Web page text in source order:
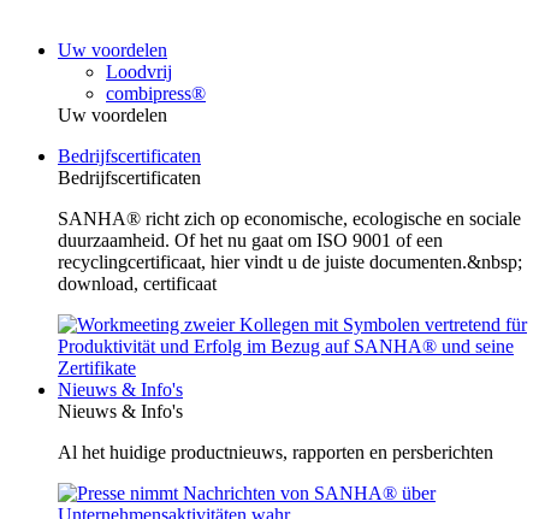
Uw voordelen
Loodvrij
combipress®
Uw voordelen
Bedrijfscertificaten
Bedrijfscertificaten
SANHA® richt zich op economische, ecologische en sociale
duurzaamheid. Of het nu gaat om ISO 9001 of een
recyclingcertificaat, hier vindt u de juiste documenten.&nbsp;
download, certificaat
Nieuws & Info's
Nieuws & Info's
Al het huidige productnieuws, rapporten en persberichten